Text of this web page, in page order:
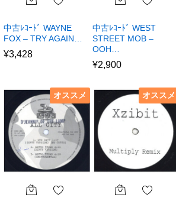
中古ﾚｺｰﾄﾞ WAYNE
FOX – TRY AGAIN…
¥3,428
中古ﾚｺｰﾄﾞ WEST
STREET MOB –
OOH…
¥2,900
オススメ オススメ